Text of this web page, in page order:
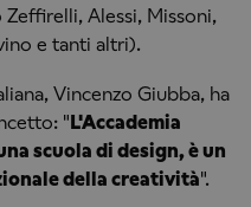
Alessi, Missoni,
e tanti altri).
Vincenzo Giubba, ha
"L'Accademia
scuola di design, è un
della creatività".